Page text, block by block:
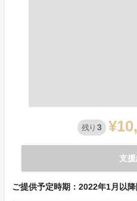
残り 3
支
ご提供予定時期：2022年1月以